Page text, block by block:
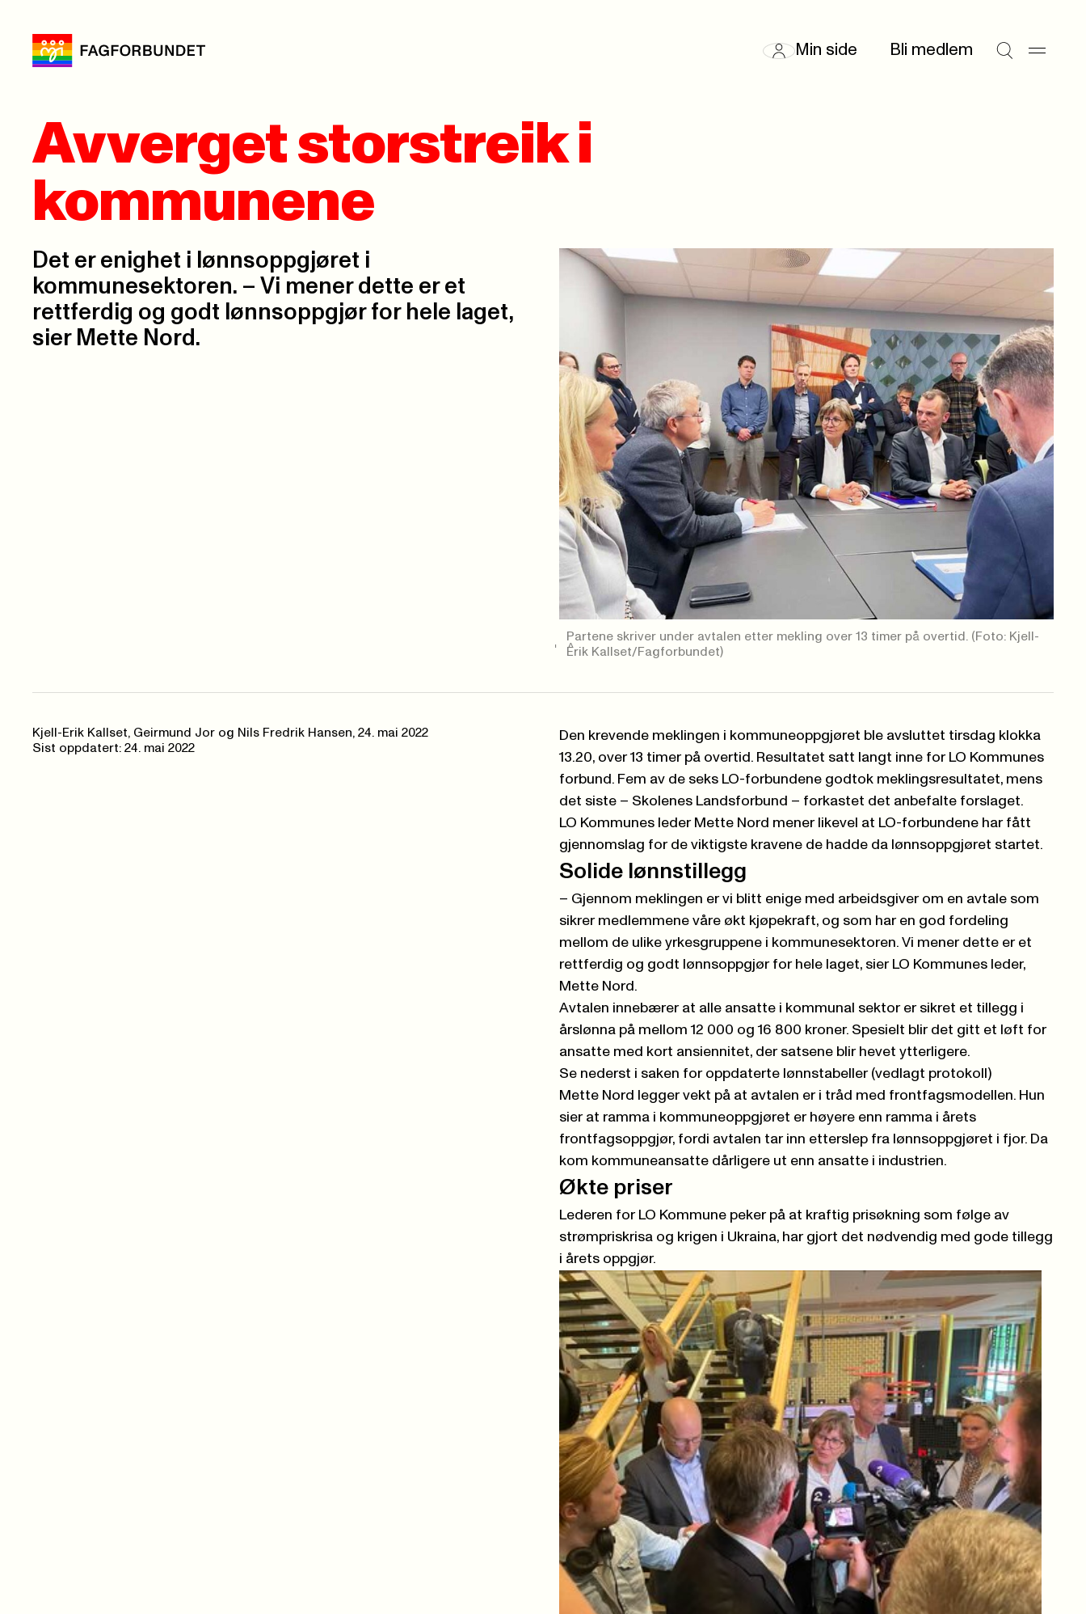
Min side Bli medlem
Avverget storstreik i
kommunene
Det er enighet i lønnsoppgjøret i
kommunesektoren. – Vi mener dette er et
rettferdig og godt lønnsoppgjør for hele laget,
sier Mette Nord.
Partene skriver under avtalen etter mekling over 13 timer på overtid. (Foto: Kjell-
Erik Kallset/Fagforbundet)
Kjell-Erik Kallset, Geirmund Jor og Nils Fredrik Hansen, 24. mai 2022
Sist oppdatert: 24. mai 2022
Den krevende meklingen i kommuneoppgjøret ble avsluttet tirsdag klokka
13.20, over 13 timer på overtid. Resultatet satt langt inne for LO Kommunes
forbund. Fem av de seks LO-forbundene godtok meklingsresultatet, mens
det siste – Skolenes Landsforbund – forkastet det anbefalte forslaget.
LO Kommunes leder Mette Nord mener likevel at LO-forbundene har fått
gjennomslag for de viktigste kravene de hadde da lønnsoppgjøret startet.
Solide lønnstillegg
– Gjennom meklingen er vi blitt enige med arbeidsgiver om en avtale som
sikrer medlemmene våre økt kjøpekraft, og som har en god fordeling
mellom de ulike yrkesgruppene i kommunesektoren. Vi mener dette er et
rettferdig og godt lønnsoppgjør for hele laget, sier LO Kommunes leder,
Mette Nord.
Avtalen innebærer at alle ansatte i kommunal sektor er sikret et tillegg i
årslønna på mellom 12 000 og 16 800 kroner. Spesielt blir det gitt et løft for
ansatte med kort ansiennitet, der satsene blir hevet ytterligere.
Se nederst i saken for oppdaterte lønnstabeller (vedlagt protokoll)
Mette Nord legger vekt på at avtalen er i tråd med frontfagsmodellen. Hun
sier at ramma i kommuneoppgjøret er høyere enn ramma i årets
frontfagsoppgjør, fordi avtalen tar inn etterslep fra lønnsoppgjøret i fjor. Da
kom kommuneansatte dårligere ut enn ansatte i industrien.
Økte priser
Lederen for LO Kommune peker på at kraftig prisøkning som følge av
strømpriskrisa og krigen i Ukraina, har gjort det nødvendig med gode tillegg
i årets oppgjør.